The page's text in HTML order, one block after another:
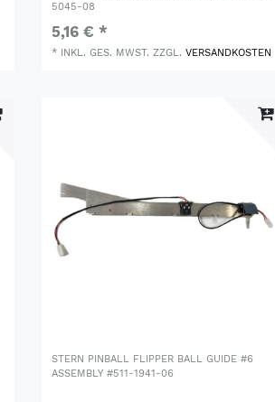
5045-08
5,16 € *
* INKL. GES. MWST. ZZGL.VERSANDKOSTEN
STERN PINBALL FLIPPER BALL GUIDE #6
ASSEMBLY #511-1941-06